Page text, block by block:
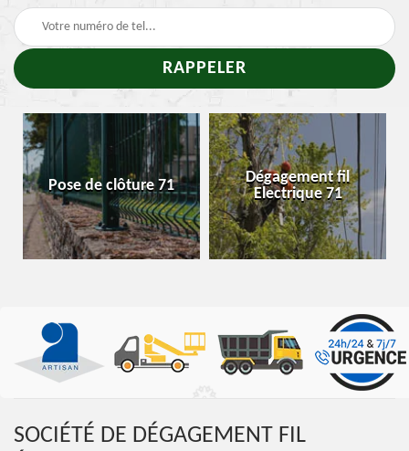
Dégagement fil
Electrique 71
Traitement et
Enlevement nid de
chenille 71
SOCIÉTÉ DE DÉGAGEMENT FIL